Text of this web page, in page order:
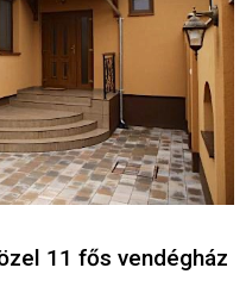
11 fős vendégház